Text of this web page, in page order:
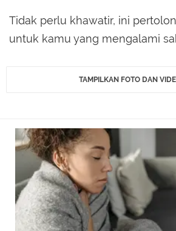
Tidak perlu khawatir, ini
untuk kamu yang mengalami
TAMPILKAN FOTO DAN